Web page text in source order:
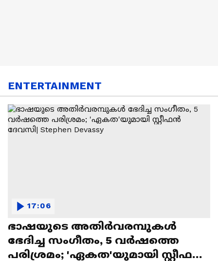
ENTERTAINMENT
ഭാഷയുടെ അതിർവരമ്പുകൾ
ഭേദിച്ച സംഗീതം, 5 വർഷത്തെ
പരിശ്രമം; 'ഏകത'യുമായി സ്റ്റീഫൻ
17:06